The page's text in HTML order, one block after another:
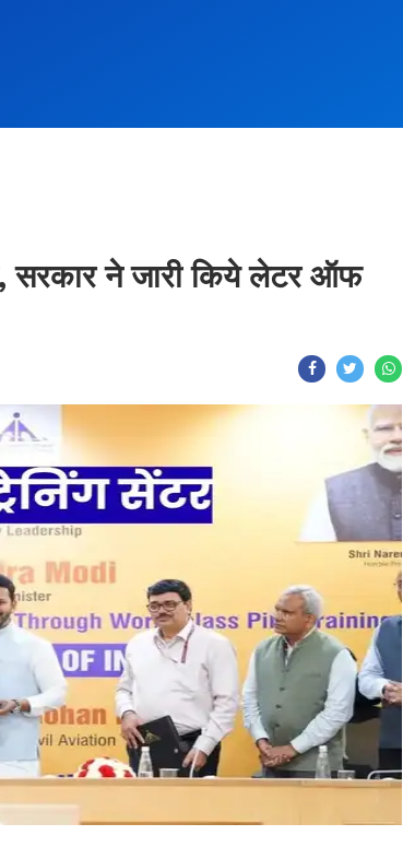
सरकार ने जारी किये लेटर ऑफ